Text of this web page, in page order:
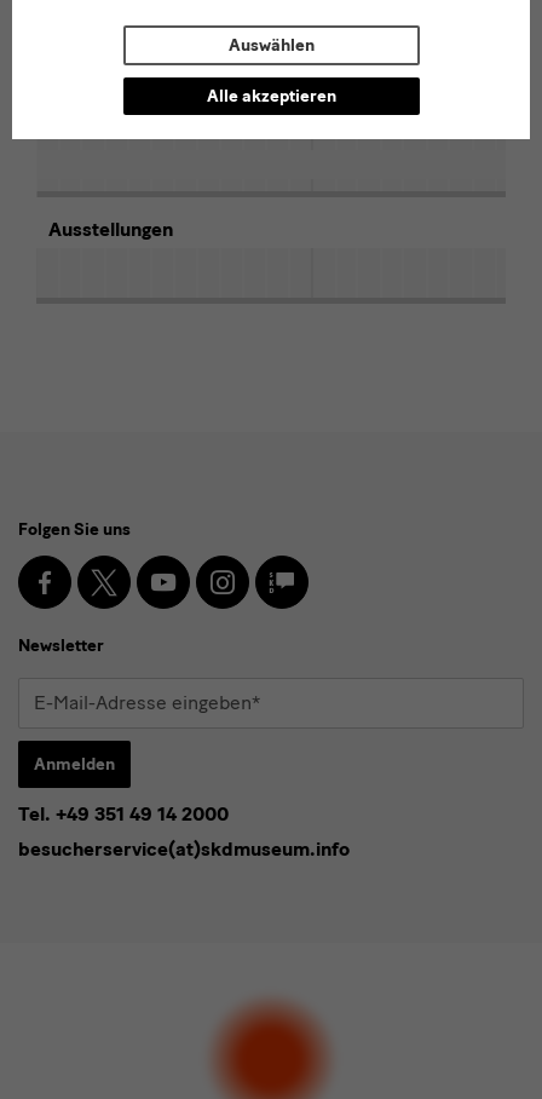
Veröffentlichungen
Ausstellungen
Auswählen
Alle akzeptieren
Media
und
Newsletter
Folgen Sie uns
Facebook
X YoutubeInstagramSKD
Blog
Newsletter
E-
Adresse
Anmelden
* Pflichtfeld
Ich stimme derDatenschutzerklärung
Tel. +49 351 49 14 2000
besucherservice(at)skdmuseum.info